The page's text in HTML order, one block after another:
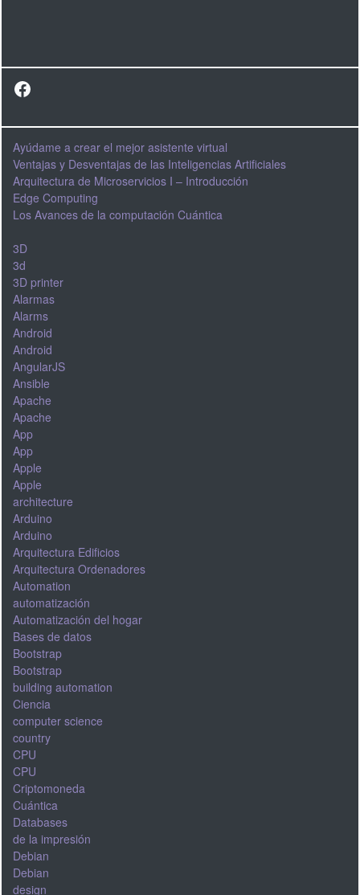
Facebook
Ayúdame a crear el mejor asistente virtual
Ventajas y Desventajas de las Inteligencias Artificiales
Arquitectura de Microservicios I – Introducción
Edge Computing
Los Avances de la computación Cuántica
3D
3d
3D printer
Alarmas
Alarms
Android
Android
AngularJS
Ansible
Apache
Apache
App
App
Apple
Apple
architecture
Arduino
Arduino
Arquitectura Edificios
Arquitectura Ordenadores
Automation
automatización
Automatización del hogar
Bases de datos
Bootstrap
Bootstrap
building automation
Ciencia
computer science
country
CPU
CPU
Criptomoneda
Cuántica
Databases
de la impresión
Debian
Debian
design